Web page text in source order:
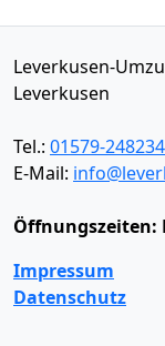
Leverkusen-
Leverkusen
Tel.: 01579-
E-Mail:
Öffnungszeiten:
Impressum
Datenschutz